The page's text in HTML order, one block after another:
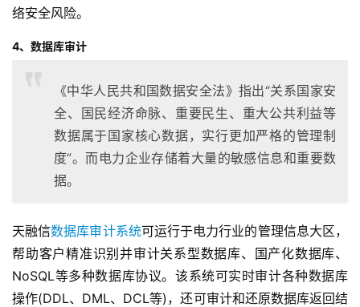
络安全风险。
4、数据库审计
《中华人民共和国数据安全法》指出“关系国家安
全、国民经济命脉、重要民生、重大公共利益等
数据属于国家核心数据，实行更加严格的管理制
度”。而电力企业存储着大量的敏感信息和重要数
据。
天融信数据库审计系统可运行于电力行业的管理信息大区，
帮助客户精准识别并审计关系型数据库、国产化数据库、
NoSQL等多种数据库协议。该系统可实时审计各种数据库
操作(DDL、DML、DCL等)，还可审计和还原数据库返回结